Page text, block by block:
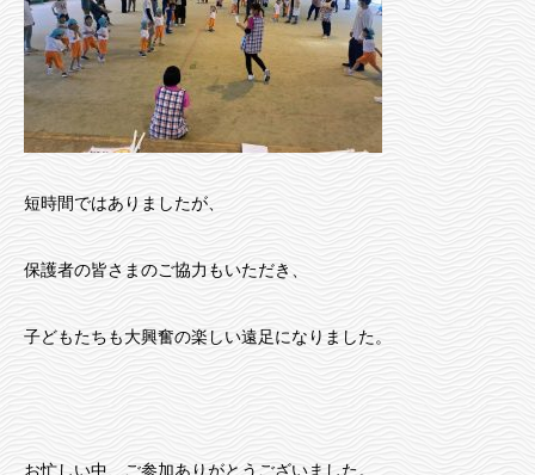
短時間ではありましたが、
保護者の皆さまのご協力もいただき、
子どもたちも大興奮の楽しい遠足になりました。
お忙しい中、ご参加ありがとうございました。